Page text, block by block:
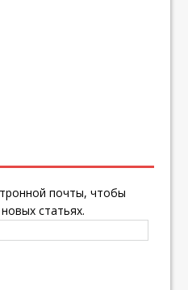
почты, чтобы
статьях.